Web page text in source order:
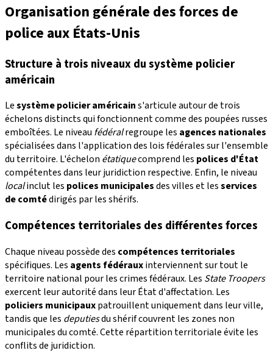
Organisation générale des forces de
police aux États-Unis
Structure à trois niveaux du système policier
américain
Lesystème policier américains'articule autour de trois
échelons distincts qui fonctionnent comme des poupées russes
emboîtées. Le niveau fédéralregroupe les agences nationales
spécialisées dans l'application des lois fédérales sur l'ensemble
du territoire. L'échelon étatiquecomprend les polices d'État
compétentes dans leur juridiction respective. Enfin, le niveau
localinclut les polices municipalesdes villes et lesservices
de comtédirigés par les shérifs.
Compétences territoriales des différentes forces
Chaque niveau possède des compétences territoriales
spécifiques. Les agents fédérauxinterviennent sur tout le
territoire national pour les crimes fédéraux. Les State Troopers
exercent leur autorité dans leur État d'affectation. Les
policiers municipauxpatrouillent uniquement dans leur ville,
tandis que les deputiesdu shérif couvrent les zones non
municipales du comté. Cette répartition territoriale évite les
conflits de juridiction.